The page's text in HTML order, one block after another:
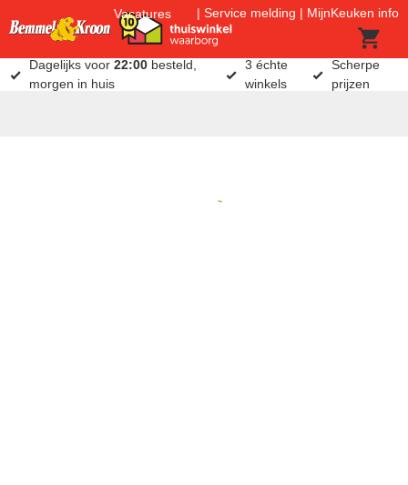
Vacatures Service melding MijnKeuken info
Dagelijks voor22:00 besteld,
morgen in huis
3 échte
winkels
Scherpe
prijzen